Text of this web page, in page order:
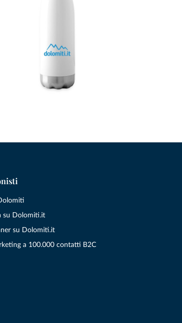
su Dolomiti.it
su Dolomiti.it
a 100.000 contatti B2C